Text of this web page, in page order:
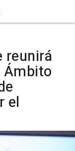
reunirá
el